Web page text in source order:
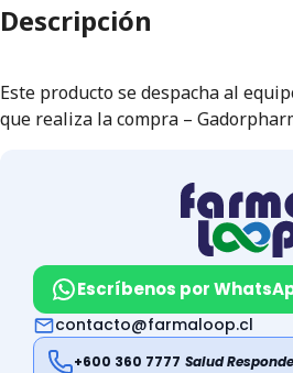
Descripción
Este producto se despacha al
que realiza la compra –
Escríbenos por
contacto@farmaloop.cl
+600 360 7777 Salud Responde